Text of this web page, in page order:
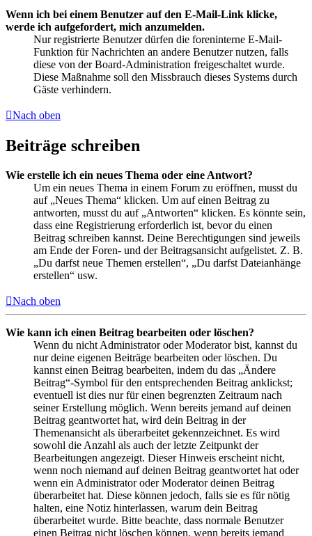
Wenn ich bei einem Benutzer auf den E-Mail-Link klicke,
werde ich aufgefordert, mich anzumelden.
Nur registrierte Benutzer dürfen die foreninterne E-Mail-
Funktion für Nachrichten an andere Benutzer nutzen, falls
diese von der Board-Administration freigeschaltet wurde.
Diese Maßnahme soll den Missbrauch dieses Systems durch
Gäste verhindern.
Nach oben
Beiträge schreiben
Wie erstelle ich ein neues Thema oder eine Antwort?
Um ein neues Thema in einem Forum zu eröffnen, musst du
auf „Neues Thema“ klicken. Um auf einen Beitrag zu
antworten, musst du auf „Antworten“ klicken. Es könnte sein,
dass eine Registrierung erforderlich ist, bevor du einen
Beitrag schreiben kannst. Deine Berechtigungen sind jeweils
am Ende der Foren- und der Beitragsansicht aufgelistet. Z. B.
„Du darfst neue Themen erstellen“, „Du darfst Dateianhänge
erstellen“ usw.
Nach oben
Wie kann ich einen Beitrag bearbeiten oder löschen?
Wenn du nicht Administrator oder Moderator bist, kannst du
nur deine eigenen Beiträge bearbeiten oder löschen. Du
kannst einen Beitrag bearbeiten, indem du das „Ändere
Beitrag“-Symbol für den entsprechenden Beitrag anklickst;
eventuell ist dies nur für einen begrenzten Zeitraum nach
seiner Erstellung möglich. Wenn bereits jemand auf deinen
Beitrag geantwortet hat, wird dein Beitrag in der
Themenansicht als überarbeitet gekennzeichnet. Es wird
sowohl die Anzahl als auch der letzte Zeitpunkt der
Bearbeitungen angezeigt. Dieser Hinweis erscheint nicht,
wenn noch niemand auf deinen Beitrag geantwortet hat oder
wenn ein Administrator oder Moderator deinen Beitrag
überarbeitet hat. Diese können jedoch, falls sie es für nötig
halten, eine Notiz hinterlassen, warum dein Beitrag
überarbeitet wurde. Bitte beachte, dass normale Benutzer
einen Beitrag nicht löschen können, wenn bereits jemand